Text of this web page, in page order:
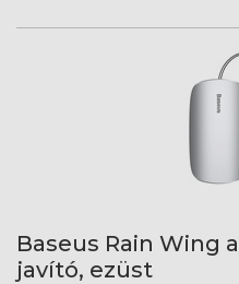
Baseus Rain Wing
javító, ezüst